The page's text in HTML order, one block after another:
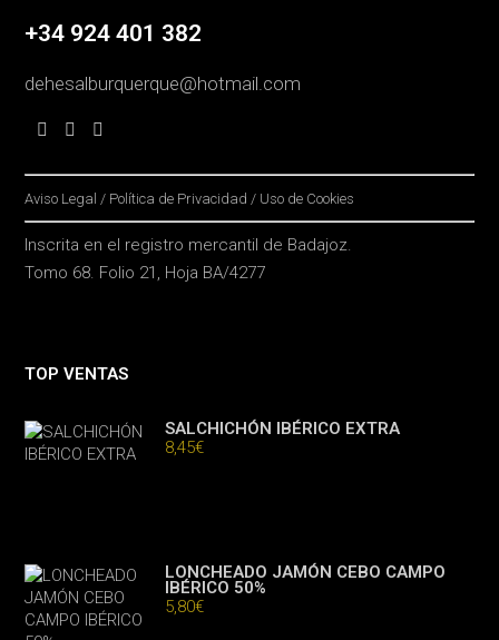
+34 924 401 382
dehesalburquerque@hotmail.com
Aviso Legal / Política de Privacidad / Uso de Cookies
Inscrita en el registro mercantil de Badajoz.
Tomo 68. Folio 21, Hoja BA/4277
TOP VENTAS
SALCHICHÓN IBÉRICO EXTRA
8,45€
LONCHEADO JAMÓN CEBO CAMPO
IBÉRICO 50%
5,80€